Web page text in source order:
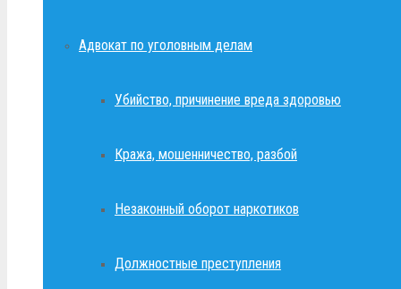
Адвокат по уголовным делам
Убийство, причинение вреда здоровью
Кража, мошенничество, разбой
Незаконный оборот наркотиков
Должностные преступления